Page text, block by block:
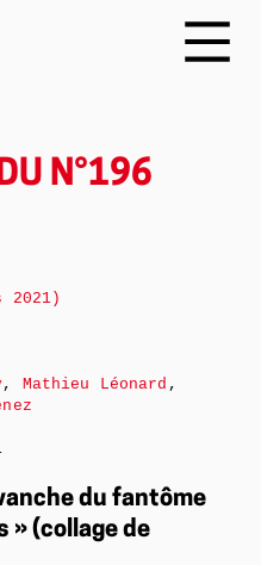
N°196
du fantôme
» (collage de
2021)
, Mathieu Léonard ,